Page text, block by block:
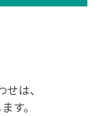
は、
す。